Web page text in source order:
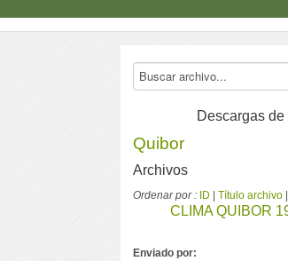
Descargas
Quibor
Archivos
Ordenar por : ID |Título archivo
CLIMA QUIBOR
Enviado por: